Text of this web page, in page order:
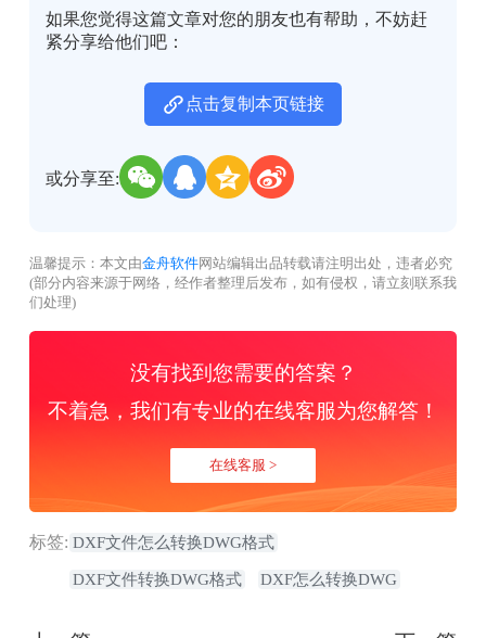
如果您觉得这篇文章对您的朋友也有帮助，不妨赶
紧分享给他们吧：
点击复制本页链接
或分享至:
温馨提示：本文由金舟软件网站编辑出品转载请注明出处，违者必究
(部分内容来源于网络，经作者整理后发布，如有侵权，请立刻联系我
们处理)
没有找到您需要的答案？
不着急，我们有专业的在线客服为您解答！
在线客服 >
标签: DXF文件怎么转换DWG格式
DXF文件转换DWG格式 DXF怎么转换DWG